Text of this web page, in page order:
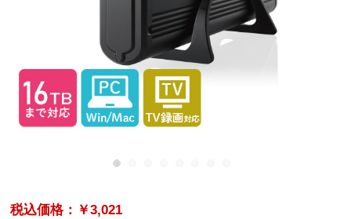
税込価格：￥3,021